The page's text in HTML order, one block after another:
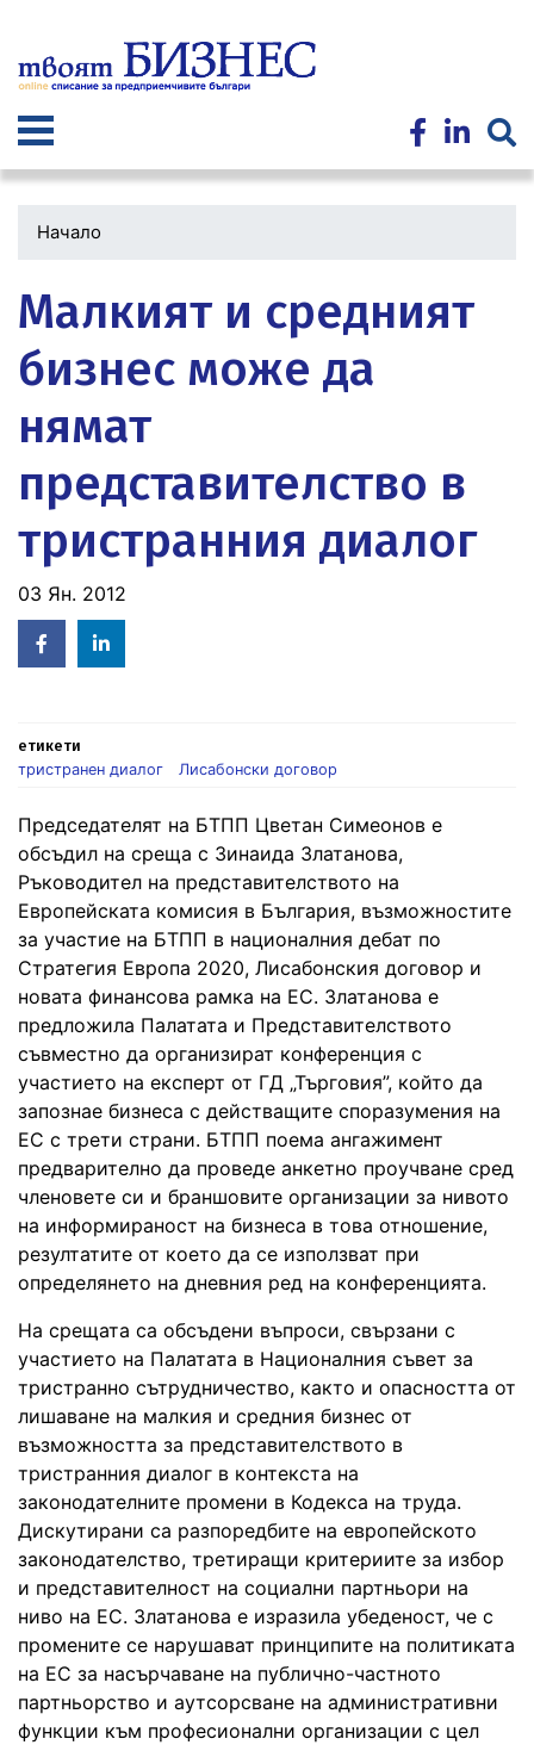
към
основното
Начало
Малкият и средният
бизнес може да
нямат
представителство в
тристранния диалог
03 Ян. 2012
Facebook
in
етикети
тристранен диалог
Лисабонски договор
Председателят на БТПП Цветан Симеонов е
обсъдил на среща с Зинаида Златанова,
Ръководител на представителството на
Европейската комисия в България, възможностите
за участие на БТПП в националния дебат по
Стратегия Европа 2020, Лисабонския договор и
новата финансова рамка на ЕС. Златанова е
предложила Палатата и Представителството
съвместно да организират конференция с
участието на експерт от ГД „Търговия”, който да
запознае бизнеса с действащите споразумения на
ЕС с трети страни. БТПП поема ангажимент
предварително да проведе анкетно проучване сред
членовете си и браншовите организации за нивото
на информираност на бизнеса в това отношение,
резултатите от което да се използват при
определянето на дневния ред на конференцията.
На срещата са обсъдени въпроси, свързани с
участието на Палатата в Националния съвет за
тристранно сътрудничество, както и опасността от
лишаване на малкия и средния бизнес от
възможността за представителството в
тристранния диалог в контекста на
законодателните промени в Кодекса на труда.
Дискутирани са разпоредбите на европейското
законодателство, третиращи критериите за избор
и представителност на социални партньори на
ниво на ЕС. Златанова е изразила убеденост, че с
промените се нарушават принципите на политиката
на ЕС за насърчаване на публично-частното
партньорство и аутсорсване на административни
функции към професионални организации с цел